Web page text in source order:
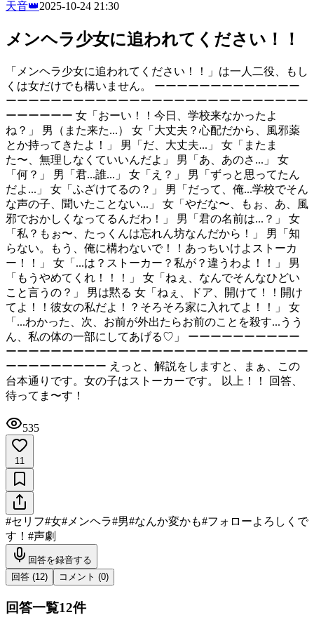
天音👑2025-10-24 21:30
メンヘラ少女に追われてください！！
「メンヘラ少女に追われてください！！」は一人二役、もし
くは女だけでも構いません。 ーーーーーーーーーーーーー
ーーーーーーーーーーーーーーーーーーーーーーーーーーー
ーーーーーー 女「おーい！！今日、学校来なかったよ
ね？」 男（また来た...） 女「大丈夫？心配だから、風邪薬
とか持ってきたよ！」 男「だ、大丈夫...」 女「またま
た〜、無理しなくていいんだよ」 男「あ、あのさ...」 女
「何？」 男「君...誰...」 女「え？」 男「ずっと思ってたん
だよ...」 女「ふざけてるの？」 男「だって、俺...学校でそん
な声の子、聞いたことない...」 女「やだな〜、もぉ、あ、風
邪でおかしくなってるんだわ！」 男「君の名前は...？」 女
「私？もぉ〜、たっくんは忘れん坊なんだから！」 男「知
らない。もう、俺に構わないで！！あっちいけよストーカ
ー！！」 女「...は？ストーカー？私が？違うわよ！！」 男
「もうやめてくれ！！！」 女「ねぇ、なんでそんなひどい
こと言うの？」 男は黙る 女「ねぇ、ドア、開けて！！開け
てよ！！彼女の私だよ！？そろそろ家に入れてよ！！」 女
「...わかった、次、お前が外出たらお前のことを殺す...うう
ん、私の体の一部にしてあげる♡」 ーーーーーーーーーー
ーーーーーーーーーーーーーーーーーーーーーーーーーーー
ーーーーーーーーー えっと、解説をしますと、まぁ、この
台本通りです。女の子はストーカーです。 以上！！ 回答、
待ってま〜す！
535
11
#セリフ#女# メンヘラ#男#なんか変かも#フォローよろしくで
す！ #声劇
回答を録音する
回答 (12) コメント (0)
回答一覧12件